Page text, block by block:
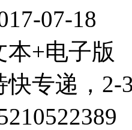
07-18
本+电子版
专递，2-